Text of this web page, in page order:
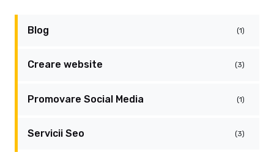
Blog (1)
Creare website (3)
Promovare Social Media (1)
Servicii Seo (3)